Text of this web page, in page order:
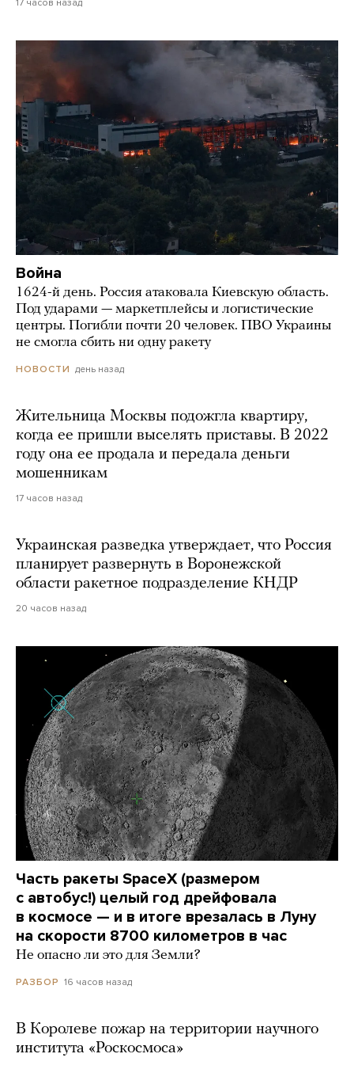
Война
1624-й день. Россия атаковала Киевскую область.
Под ударами — маркетплейсы и логистические
центры. Погибли почти 20 человек. ПВО Украины
не смогла сбить ни одну ракету
НОВОСТИ день назад
Жительница Москвы подожгла квартиру,
когда ее пришли выселять приставы. В 2022
году она ее продала и передала деньги
мошенникам
17 часов назад
Украинская разведка утверждает, что Россия
планирует развернуть в Воронежской
области ракетное подразделение КНДР
20 часов назад
Часть ракеты SpaceX (размером
с автобус!) целый год дрейфовала
в космосе — и в итоге врезалась в Луну
на скорости 8700 километров в час
Не опасно ли это для Земли?
РАЗБОР 16 часов назад
В Королеве пожар на территории научного
института «Роскосмоса»